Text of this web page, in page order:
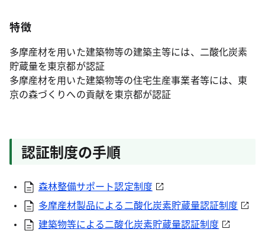
特徴
多摩産材を用いた建築物等の建築主等には、二酸化炭素
貯蔵量を東京都が認証
多摩産材を用いた建築物等の住宅生産事業者等には、東
京の森づくりへの貢献を東京都が認証
認証制度の手順
森林整備サポート認定制度
多摩産材製品による二酸化炭素貯蔵量認証制度
建築物等による二酸化炭素貯蔵量認証制度